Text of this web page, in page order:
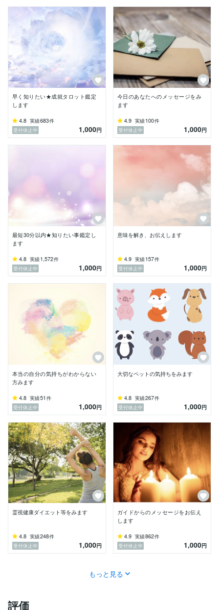
早く知りたい★成就タロット鑑定
します
4.8 実績683件
受付休止中
1,000円
今日のあなたへのメッセージをみ
ます
4.9 実績100件
受付休止中
1,000円
最短30分以内★知りたい事鑑定し
ます
4.8 実績1,572件
受付休止中
1,000円
意味を解き、お伝えします
4.9 実績157件
受付休止中
1,000円
本当の自分の気持ちがわからない
方みます
4.8 実績51 件
受付休止中
1,000円
大切なペットの気持ちをみます
4.8 実績267件
受付休止中
1,000円
霊視健康ダイエット等をみます
4.8 実績248件
受付休止中
1,000円
ガイドからのメッセージをお伝え
します
4.9 実績862件
受付休止中
1,000円
もっと見る
評価